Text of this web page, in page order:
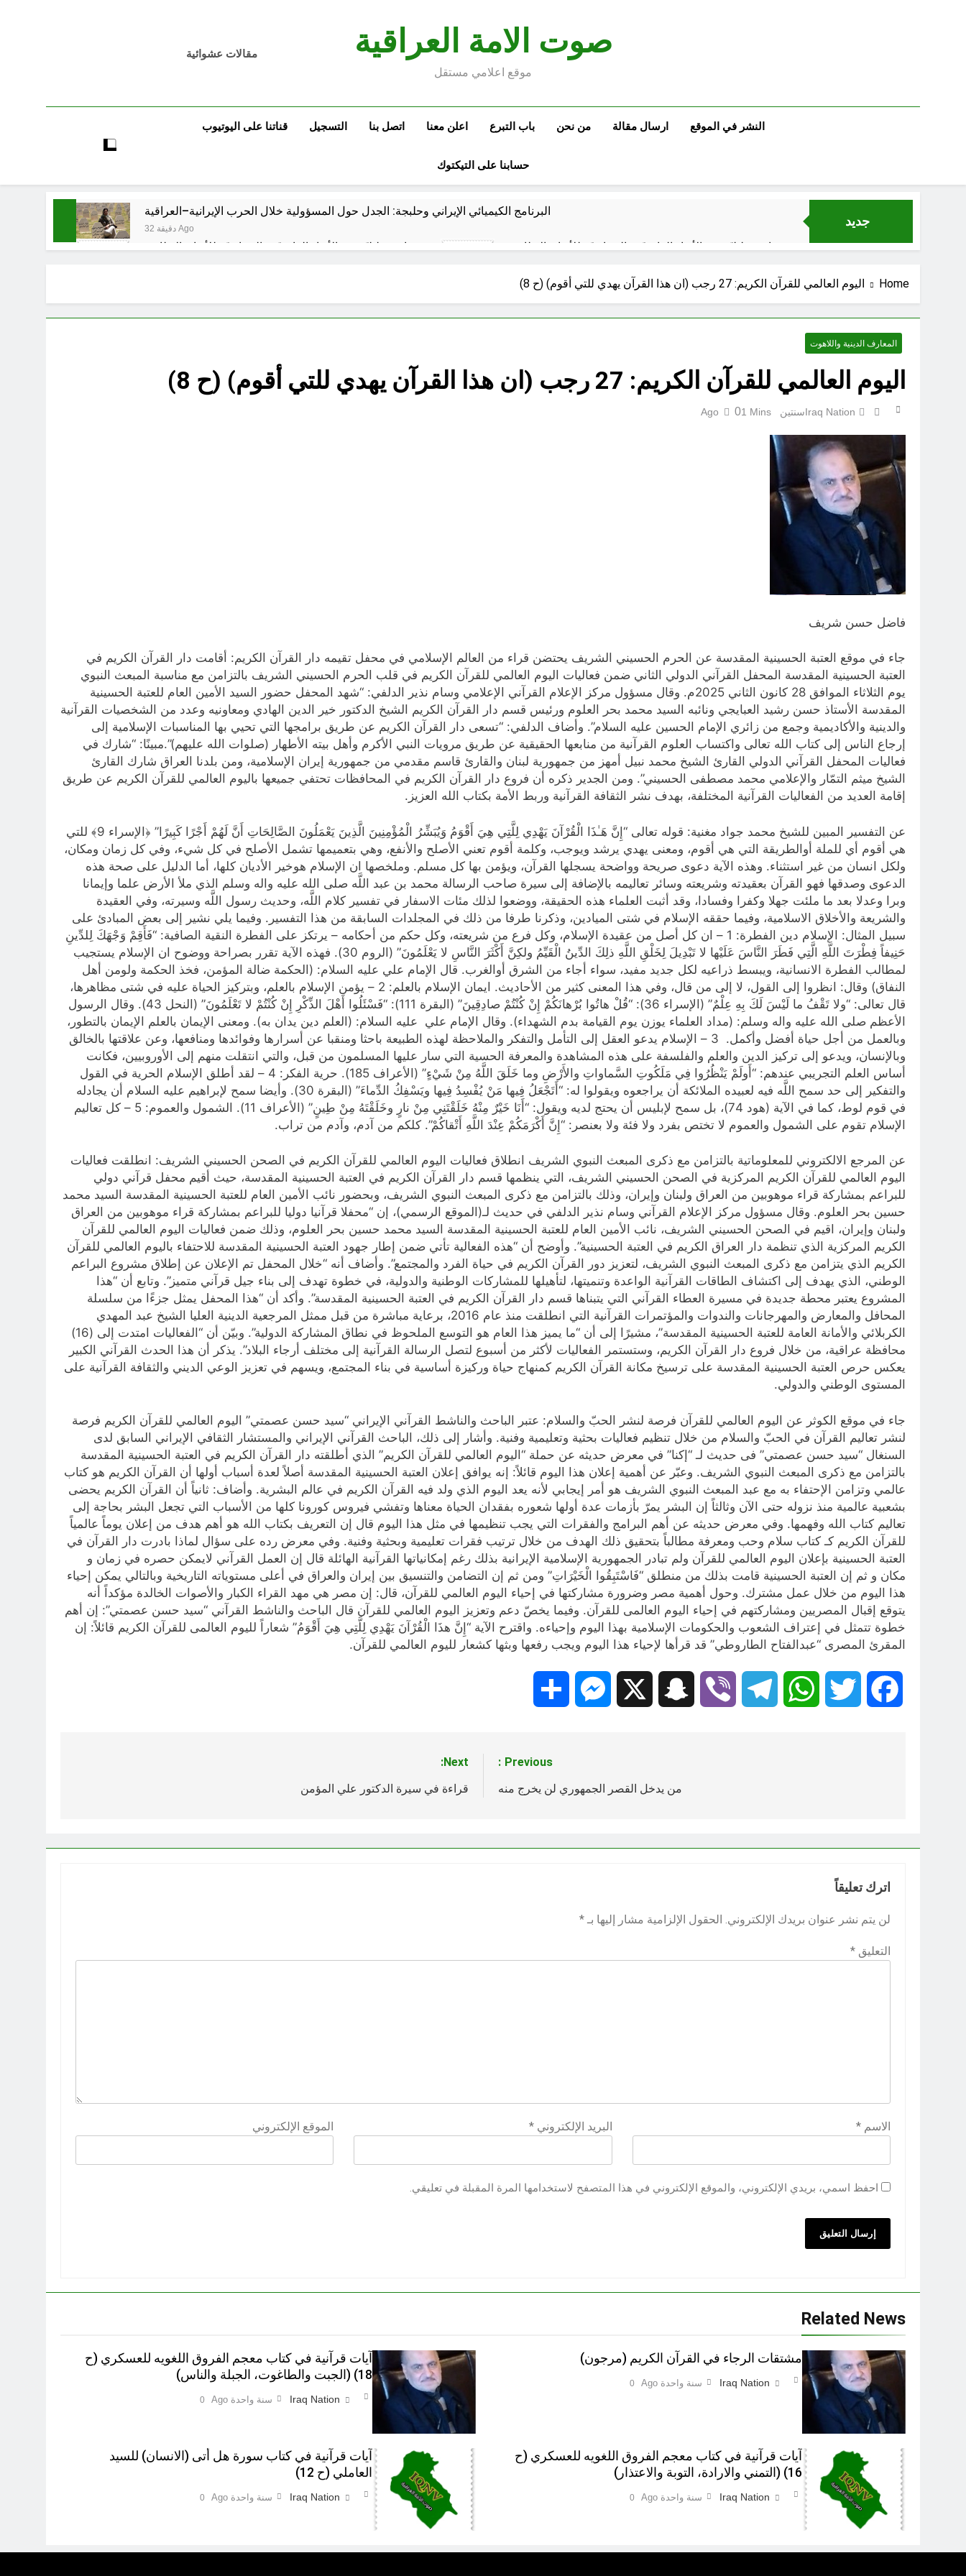
صوت الامة العراقية
موقع اعلامي مستقل
مقالات عشوائية
النشر في الموقع ارسال مقالة من نحن باب التبرع اعلن معنا اتصل بنا التسجيل قناتنا على اليوتيوب
حسابنا على التيكتوك
جديد
البرنامج الكيميائي الإيراني وحلبجة: الجدل حول المسؤولية خلال الحرب الإيرانية–العراقية
32 دقيقة Ago
قراءة تحليليّة في الأبعاد القانونيّة والسياسيّة للأتفاق الإطاري قراءة تحليليّة في الأبعاد القانونيّة والسياسيّة للأتفاق الإطاري
قويدات مجلس قيادة ثورة الإطار التسخيتي, من اصحاب الكساء الى المعصوبين الاثني عشر، حجج اللات
مجلس حسيني (الاستجابة للنصيحة)
4 ساعات Ago
من كان المستفيد الأكبر من الغزو العراقي للكويت؟ الإنسان العراقي بين ضياع الهوية الوطنية وجدلية بناء الدولة
Home اليوم العالمي للقرآن الكريم: 27 رجب (ان هذا القرآن يهدي للتي أقوم) (ح 8)‎
المعارف الدينية واللاهوت
اليوم العالمي للقرآن الكريم: 27 رجب (ان هذا القرآن يهدي للتي أقوم) (ح 8)‎
Iraq Nationسنتين Ago 01 Mins
فاضل حسن شريف
جاء في موقع العتبة الحسينية المقدسة عن الحرم الحسيني الشريف يحتضن قراء من العالم الإسلامي في محفل تقيمه دار القرآن الكريم: أقامت دار القرآن الكريم في
العتبة الحسينية المقدسة المحفل القرآني الدولي الثاني ضمن فعاليات اليوم العالمي للقرآن الكريم في قلب الحرم الحسيني الشريف بالتزامن مع مناسبة المبعث النبوي
يوم الثلاثاء الموافق 28 كانون الثاني 2025م. وقال مسؤول مركز الإعلام القرآني الإعلامي وسام نذير الدلفي: “شهد المحفل حضور السيد الأمين العام للعتبة الحسينية
المقدسة الأستاذ حسن رشيد العبايجي ونائبه السيد محمد بحر العلوم ورئيس قسم دار القرآن الكريم الشيخ الدكتور خير الدين الهادي ومعاونيه وعدد من الشخصيات القرآنية
والدينية والأكاديمية وجمع من زائري الإمام الحسين عليه السلام”. وأضاف الدلفي: “تسعى دار القرآن الكريم عن طريق برامجها التي تحيي بها المناسبات الإسلامية إلى
إرجاع الناس إلى كتاب الله تعالى واكتساب العلوم القرآنية من منابعها الحقيقية عن طريق مرويات النبي الأكرم وأهل بيته الأطهار (صلوات الله عليهم)”.مبينًا: “شارك في
فعاليات المحفل القرآني الدولي القارئ الشيخ محمد نبيل أمهز من جمهورية لبنان والقارئ قاسم مقدمي من جمهورية إيران الإسلامية، ومن بلدنا العراق شارك القارئ
الشيخ ميثم التمّار والإعلامي محمد مصطفى الحسيني”. ومن الجدير ذكره أن فروع دار القرآن الكريم في المحافظات تحتفي جميعها باليوم العالمي للقرآن الكريم عن طريق
إقامة العديد من الفعاليات القرآنية المختلفة، بهدف نشر الثقافة القرآنية وربط الأمة بكتاب الله العزيز.
عن التفسير المبين للشيخ محمد جواد مغنية: قوله تعالى “إِنَّ هَـٰذَا الْقُرْآنَ يَهْدِي لِلَّتِي هِيَ أَقْوَمُ وَيُبَشِّرُ الْمُؤْمِنِينَ الَّذِينَ يَعْمَلُونَ الصَّالِحَاتِ أَنَّ لَهُمْ أَجْرًا كَبِيرًا” ﴿الإسراء 9﴾ للتي
هي أقوم أي للملة أوالطريقة التي هي أقوم، ومعنى يهدي يرشد ويوجب، وكلمة أقوم تعني الأصلح والأنفع، وهي بتعميمها تشمل الأصلح في كل شيء، وفي كل زمان ومكان،
ولكل انسان من غير استثناء. وهذه الآية دعوى صريحة وواضحة يسجلها القرآن، ويؤمن بها كل مسلم. وملخصها ان الإسلام هوخير الأديان كلها، أما الدليل على صحة هذه
الدعوى وصدقها فهو القرآن بعقيدته وشريعته وسائر تعاليمه بالإضافة إلى سيرة صاحب الرسالة محمد بن عبد اللَّه صلى الله عليه واله وسلم الذي ملأ الأرض علما وإيمانا
وبرا وعدلا بعد ما ملئت جهلا وكفرا وفسادا، وقد أثبت العلماء هذه الحقيقة، ووضعوا لذلك مئات الاسفار في تفسير كلام اللَّه، وحديث رسول اللَّه وسيرته، وفي العقيدة
والشريعة والأخلاق الاسلامية، وفيما حققه الإسلام في شتى الميادين، وذكرنا طرفا من ذلك في المجلدات السابقة من هذا التفسير. وفيما يلي نشير إلى بعض المبادئ على
سبيل المثال: الإسلام دين الفطرة: 1 – ان كل أصل من عقيدة الإسلام، وكل فرع من شريعته، وكل حكم من أحكامه – يرتكز على الفطرة النقية الصافية: “فَأَقِمْ وَجْهَكَ لِلدِّينِ
حَنِيفاً فِطْرَتَ اللَّهِ الَّتِي فَطَرَ النَّاسَ عَلَيْها لا تَبْدِيلَ لِخَلْقِ اللَّهِ ذلِكَ الدِّينُ الْقَيِّمُ ولكِنَّ أَكْثَرَ النَّاسِ لا يَعْلَمُونَ” (الروم 30). فهذه الآية تقرر بصراحة ووضوح ان الإسلام يستجيب
لمطالب الفطرة الانسانية، ويبسط ذراعيه لكل جديد مفيد، سواء أجاء من الشرق أوالغرب. قال الإمام علي عليه السلام: (الحكمة ضالة المؤمن، فخذ الحكمة ولومن أهل
النفاق) وقال: انظروا إلى القول، لا إلى من قال، وفي هذا المعنى كثير من الأحاديث. ايمان الإسلام بالعلم: 2 – يؤمن الإسلام بالعلم، وبتركيز الحياة عليه في شتى مظاهرها،
قال تعالى: “ولا تَقْفُ ما لَيْسَ لَكَ بِهِ عِلْمٌ” (الإسراء 36): “قُلْ هاتُوا بُرْهانَكُمْ إِنْ كُنْتُمْ صادِقِينَ” (البقرة 111): “فَسْئَلُوا أَهْلَ الذِّكْرِ إِنْ كُنْتُمْ لا تَعْلَمُونَ” (النحل 43). وقال الرسول
الأعظم صلى الله عليه واله وسلم: (مداد العلماء يوزن يوم القيامة بدم الشهداء). وقال الإمام علي عليه السلام: (العلم دين يدان به). ومعنى الإيمان بالعلم الإيمان بالتطور،
وبالعمل من أجل حياة أفضل وأكمل. 3 – الإسلام يدعو العقل إلى التأمل والتفكر والملاحظة لهذه الطبيعة باحثا ومنقبا عن أسرارها وفوائدها ومنافعها، وعن علاقتها بالخالق
وبالإنسان، ويدعو إلى تركيز الدين والعلم والفلسفة على هذه المشاهدة والمعرفة الحسية التي سار عليها المسلمون من قبل، والتي انتقلت منهم إلى الأوروبيين، فكانت
أساس العلم التجريبي عندهم: “أَولَمْ يَنْظُرُوا فِي مَلَكُوتِ السَّماواتِ والأَرْضِ وما خَلَقَ اللَّهُ مِنْ شَيْءٍ” (الأعراف 185). حرية الفكر: 4 – لقد أطلق الإسلام الحرية في القول
والتفكير إلى حد سمح اللَّه فيه لعبيده الملائكة أن يراجعوه ويقولوا له: “أَتَجْعَلُ فِيها مَنْ يُفْسِدُ فِيها ويَسْفِكُ الدِّماءَ” (البقرة 30). وأيضا سمح لإبراهيم عليه السلام أن يجادله
في قوم لوط، كما في الآية (هود 74)، بل سمح لإبليس أن يحتج لديه ويقول: “أَنَا خَيْرٌ مِنْهُ خَلَقْتَنِي مِنْ نارٍ وخَلَقْتَهُ مِنْ طِينٍ” (الأعراف 11). الشمول والعموم: 5 – كل تعاليم
الإسلام تقوم على الشمول والعموم لا تختص بفرد ولا فئة ولا بعنصر: “إِنَّ أَكْرَمَكُمْ عِنْدَ اللَّهِ أَتْقاكُمْ”. كلكم من آدم، وآدم من تراب.
عن المرجع الالكتروني للمعلوماتية بالتزامن مع ذكرى المبعث النبوي الشريف انطلاق فعاليات اليوم العالمي للقرآن الكريم في الصحن الحسيني الشريف: انطلقت فعاليات
اليوم العالمي للقرآن الكريم المركزية في الصحن الحسيني الشريف، التي ينظمها قسم دار القرآن الكريم في العتبة الحسينية المقدسة، حيث أقيم محفل قرآني دولي
للبراعم بمشاركة قراء موهوبين من العراق ولبنان وإيران، وذلك بالتزامن مع ذكرى المبعث النبوي الشريف، وبحضور نائب الأمين العام للعتبة الحسينية المقدسة السيد محمد
حسين بحر العلوم. وقال مسؤول مركز الإعلام القرآني وسام نذير الدلفي في حديث لـ(الموقع الرسمي)، إن “محفلا قرآنيا دوليا للبراعم بمشاركة قراء موهوبين من العراق
ولبنان وإيران، اقيم في الصحن الحسيني الشريف، نائب الأمين العام للعتبة الحسينية المقدسة السيد محمد حسين بحر العلوم، وذلك ضمن فعاليات اليوم العالمي للقرآن
الكريم المركزية الذي تنظمة دار العراق الكريم في العتبة الحسينية”. وأوضح أن “هذه الفعالية تأتي ضمن إطار جهود العتبة الحسينية المقدسة للاحتفاء باليوم العالمي للقرآن
الكريم الذي يتزامن مع ذكرى المبعث النبوي الشريف، لتعزيز دور القرآن الكريم في حياة الفرد والمجتمع”. وأضاف أنه “خلال المحفل تم الإعلان عن إطلاق مشروع البراعم
الوطني، الذي يهدف إلى اكتشاف الطاقات القرآنية الواعدة وتنميتها، لتأهيلها للمشاركات الوطنية والدولية، في خطوة تهدف إلى بناء جيل قرآني متميز”. وتابع أن “هذا
المشروع يعتبر محطة جديدة في مسيرة العطاء القرآني التي يتبناها قسم دار القرآن الكريم في العتبة الحسينية المقدسة”. وأكد أن “هذا المحفل يمثل جزءًا من سلسلة
المحافل والمعارض والمهرجانات والندوات والمؤتمرات القرآنية التي انطلقت منذ عام 2016، برعاية مباشرة من قبل ممثل المرجعية الدينية العليا الشيخ عبد المهدي
الكربلائي والأمانة العامة للعتبة الحسينية المقدسة”، مشيرًا إلى أن “ما يميز هذا العام هو التوسع الملحوظ في نطاق المشاركة الدولية”. وبيّن أن “الفعاليات امتدت إلى (16)
محافظة عراقية، من خلال فروع دار القرآن الكريم، وستستمر الفعاليات لأكثر من أسبوع لتصل الرسالة القرآنية إلى مختلف أرجاء البلاد”. يذكر أن هذا الحدث القرآني الكبير
يعكس حرص العتبة الحسينية المقدسة على ترسيخ مكانة القرآن الكريم كمنهاج حياة وركيزة أساسية في بناء المجتمع، ويسهم في تعزيز الوعي الديني والثقافة القرآنية على
المستوى الوطني والدولي.
جاء في موقع الكوثر عن اليوم العالمي للقرآن فرصة لنشر الحبّ والسلام: عتبر الباحث والناشط القرآني الإيراني “سيد حسن عصمتي” الیوم العالمي للقرآن الکریم فرصة
لنشر تعاليم القرآن في الحبّ والسلام من خلال تنظیم فعالیات بحثیة وتعلیمیة وفنیة. وأشار إلی ذلك، الباحث القرآني الإیراني والمستشار الثقافي الإيراني السابق لدی
السنغال “سید حسن عصمتي” فی حدیث لـ “إکنا” في معرض حديثه عن حملة “اليوم العالمي للقرآن الكريم” الذي أطلقته دار القرآن الكريم في العتبة الحسينية المقدسة
بالتزامن مع ذكرى المبعث النبوي الشريف. وعبّر عن أهمیة إعلان هذا الیوم قائلاً: إنه یوافق إعلان العتبة الحسینیة المقدسة أصلاً لعدة أسباب أولها أن القرآن الکریم هو کتاب
عالمي وتزامن الإحتفاء به مع عبد المبعث النبوي الشريف هو أمر إیجابي لأنه یعد الیوم الذي ولد فیه القرآن الکریم في عالم البشریة. وأضاف: ثانیاً أن القرآن الکریم یحضی
بشعبیة عالمیة منذ نزوله حتى الآن وثالثاً إن البشر یمرّ بأزمات عدة أولها شعوره بفقدان الحیاة معناها وتفشي فيروس کورونا کلها من الأسباب التي تجعل البشر بحاجة إلی
تعالیم کتاب الله وفهمها. وفي معرض حديثه عن أهم البرامج والفقرات التي يجب تنظيمها في مثل هذا الیوم قال إن التعریف بکتاب الله هو أهم هدف من إعلان یوماً عالمیاً
للقرآن الکریم کـ کتاب سلام وحب ومعرفة مطالباً بتحقیق ذلك الهدف من خلال ترتیب فقرات تعلیمیة وبحثیة وفنیة. وفي معرض رده على سؤال لماذا بادرت دار القرآن في
العتبة الحسينية بإعلان الیوم العالمي للقرآن ولم تبادر الجمهوریة الإسلامیة الإیرانیة بذلك رغم إمکانیاتها القرآنیة الهائلة قال إن العمل القرآني لایمکن حصره في زمان و
مکان و ثم إن العتبة الحسینیة قامت بذلك من منطلق “فَاسْتَبِقُوا الْخَيْرَاتِ” ومن ثم إن التضامن والتنسیق بین إیران والعراق في أعلى مستوياته التاریخیة وبالتالي یمکن إحياء
هذا اليوم من خلال عمل مشترك. وحول أهمية مصر وضرورة مشارکتها في إحياء اليوم العالمي للقرآن، قال: إن مصر هي مهد القراء الکبار والأصوات الخالدة مؤکداً أنه
یتوقع إقبال المصريين ومشارکتهم في إحياء الیوم العالمی للقرآن. وفيما یخصّ دعم وتعزيز الیوم العالمي للقرآن قال الباحث والناشط القرآني “سيد حسن عصمتي”: إن أهم
خطوة تتمثل في إعتراف الشعوب والحکومات الإسلامیة بهذا الیوم وإحياءه. واقترح الآیة “إِنَّ هذَا الْقُرْآنَ يَهْدِي لِلَّتِي هِيَ أَقْوَمُ” شعاراً للیوم العالمی للقرآن الکریم قائلاً: إن
المقرئ المصری “عبدالفتاح الطاروطي” قد قرأها لإحیاء هذا الیوم ویجب رفعها وبثها کشعار للیوم العالمي للقرآن.
Facebook
Twitter
WhatsApp
Telegram
Viber
Snapchat
Messenger
Previous:
من يدخل القصر الجمهوري لن يخرج منه
Next:
قراءة في سيرة الدكتور علي المؤمن
اترك تعليقاً
لن يتم نشر عنوان بريدك الإلكتروني. الحقول الإلزامية مشار إليها بـ *
التعليق *
الاسم * البريد الإلكتروني* الموقع الإلكتروني
احفظ اسمي، بريدي الإلكتروني، والموقع الإلكتروني في هذا المتصفح لاستخدامها المرة المقبلة في تعليقي.
Related News
مشتقات الرجاء في القرآن الكريم (مرجون)‎
Iraq Nation سنة واحدة Ago 0
آيات قرآنية في کتاب معجم الفروق اللغويه للعسكري (ح
18) (الجبت والطاغوت، الجبلة والناس)‎
Iraq Nation سنة واحدة Ago 0
آيات قرآنية في کتاب معجم الفروق اللغويه للعسكري (ح
16) (التمني والارادة، التوبة والاعتذار)‎
Iraq Nation سنة واحدة Ago 0
آيات قرآنية في كتاب سورة هل أتى (الانسان) للسيد
العاملي (ح 12)‎
Iraq Nation سنة واحدة Ago 0